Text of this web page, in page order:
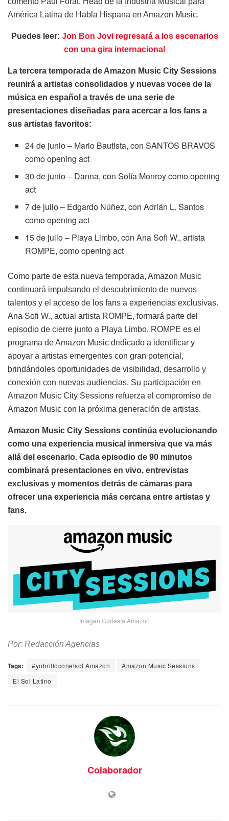
América Latina de Habla Hispana en Amazon Music.
Puedes leer: Jon Bon Jovi regresará a los escenarios
con una gira internacional
La tercera temporada de Amazon Music City Sessions
reunirá a artistas consolidados y nuevas voces de la
música en español a través de una serie de
presentaciones diseñadas para acercar a los fans a
sus artistas favoritos:
24 de junio – Mario Bautista, con SANTOS BRAVOS
como opening act
30 de junio – Danna, con Sofía Monroy como opening
act
7 de julio – Edgardo Núñez, con Adrián L. Santos
como opening act
15 de julio – Playa Limbo, con Ana Sofi W., artista
ROMPE, como opening act
Como parte de esta nueva temporada, Amazon Music
continuará impulsando el descubrimiento de nuevos
talentos y el acceso de los fans a experiencias exclusivas.
Ana Sofi W., actual artista ROMPE, formará parte del
episodio de cierre junto a Playa Limbo. ROMPE es el
programa de Amazon Music dedicado a identificar y
apoyar a artistas emergentes con gran potencial,
brindándoles oportunidades de visibilidad, desarrollo y
conexión con nuevas audiencias. Su participación en
Amazon Music City Sessions refuerza el compromiso de
Amazon Music con la próxima generación de artistas.
Amazon Music City Sessions continúa evolucionando
como una experiencia musical inmersiva que va más
allá del escenario. Cada episodio de 90 minutos
combinará presentaciones en vivo, entrevistas
exclusivas y momentos detrás de cámaras para
ofrecer una experiencia más cercana entre artistas y
fans.
Imagen Cortesía Amazon
Por: Redacción Agencias
Tags: #yobrilloconelsol Amazon
Amazon Music Sessions
El Sol Latino
Colaborador